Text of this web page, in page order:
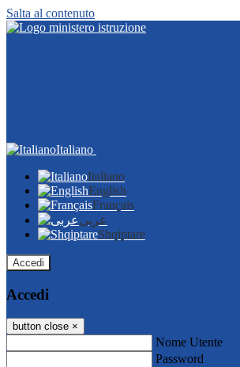
Salta al contenuto
Italiano
Italiano
English
Français
عربى
Shqiptare
Accedi
Accedi
button close ×
Nome Utente
Password